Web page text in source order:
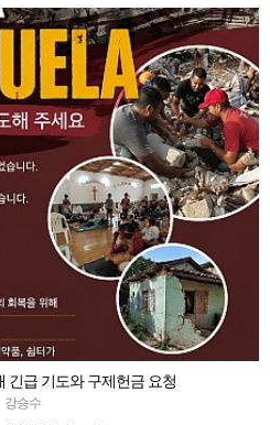
긴급 기도와 구제헌금 요청
강승수